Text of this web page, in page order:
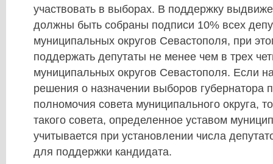
участвовать в выборах. В поддержку
должны быть собраны подписи 10% всех
муниципальных округов Севастополя, при
поддержать депутаты не менее чем в трех
муниципальных округов Севастополя. Если
решения о назначении выборов губернатора
полномочия совета муниципального округа,
такого совета, определенное уставом
учитывается при установлении числа
для поддержки кандидата.